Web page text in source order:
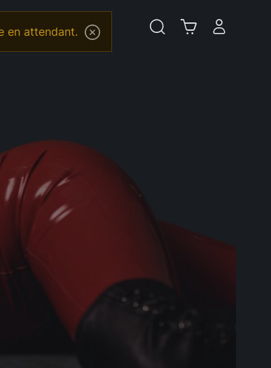
en attendant.